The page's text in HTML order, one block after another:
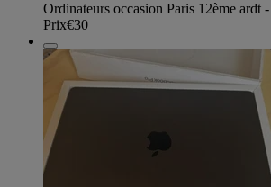
Ordinateurs occasion Paris 12ème ardt
Prix€30